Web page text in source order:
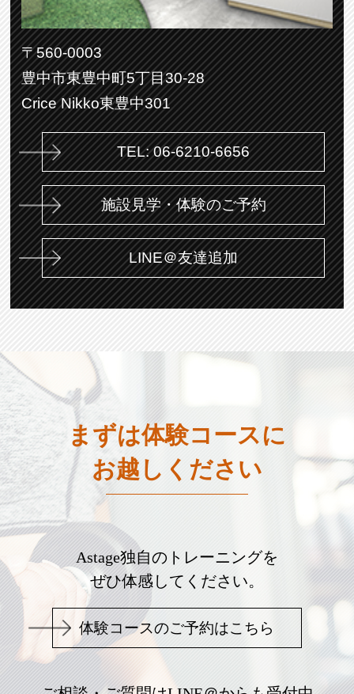
〒560-0003
豊中市東豊中町5丁目30-28
Crice Nikko東豊中301
TEL: 06-6210-6656
施設見学・体験のご予約
LINE＠友達追加
まずは体験コースに
お越しください
Astage独自のトレーニングを
ぜひ体感してください。
体験コースのご予約はこちら